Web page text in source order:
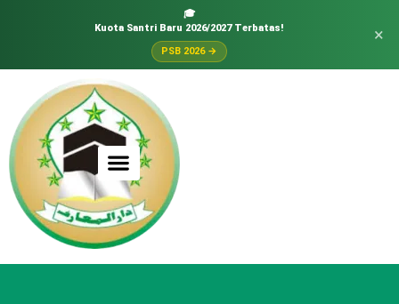
🎓
Kuota Santri Baru 2026/2027 Terbatas!
PSB 2026 →
×